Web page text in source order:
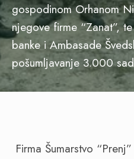
gospodinom Orhanom
njegove firme “Zanat”,
banke i Ambasade
pošumljavanje 3.000
Firma Šumarstvo